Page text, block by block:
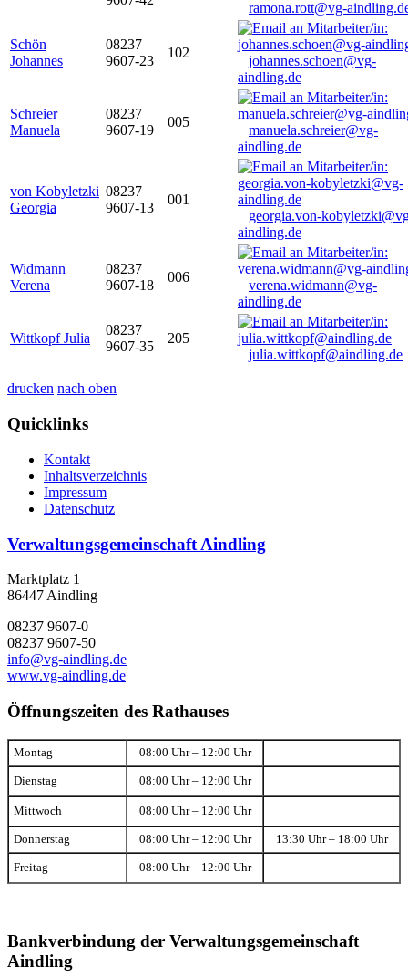
ramona.rott@vg-
Schön
Johannes
08237
9607-23
102
johannes.schoen@vg-
aindling.de
Schreier
Manuela
08237
9607-19
005
manuela.schreier@vg-
aindling.de
von Kobyletzki
Georgia
08237
9607-13
001
georgia.von-
aindling.de
Widmann
Verena
08237
9607-18
006
verena.widmann@vg-
aindling.de
Wittkopf Julia
08237
9607-35
205
julia.wittkopf@aindling.de
drucken nach oben
Quicklinks
Kontakt
Inhaltsverzeichnis
Impressum
Datenschutz
Verwaltungsgemeinschaft Aindling
Marktplatz 1
86447 Aindling
08237 9607-0
08237 9607-50
info@vg-aindling.de
www.vg-aindling.de
Öffnungszeiten des Rathauses
Montag 08:00 Uhr – 12:00 Uhr
Dienstag 08:00 Uhr – 12:00 Uhr
Mittwoch 08:00 Uhr – 12:00 Uhr
Donnerstag 08:00 Uhr – 12:00 Uhr 13:30 Uhr – 18:00 Uhr
Freitag 08:00 Uhr – 12:00 Uhr
Bankverbindung der Verwaltungsgemeinschaft
Aindling